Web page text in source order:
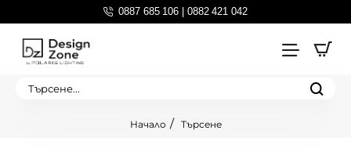
0887 685 106 | 0882 421 042
Търсене...
Търсене